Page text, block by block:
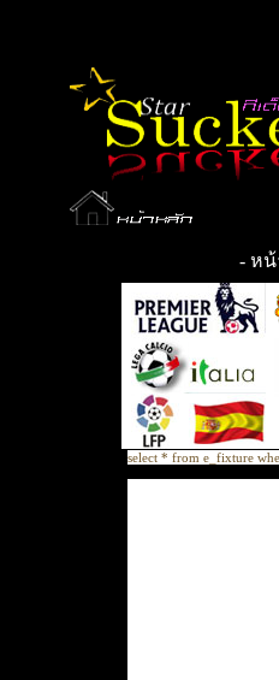
- หน้
select * from e_fixture